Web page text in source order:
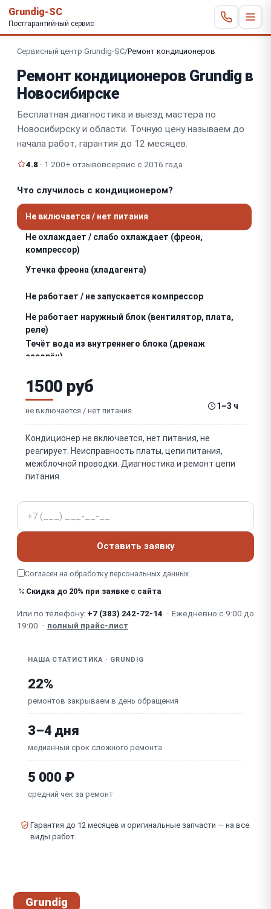
Grundig-SC
Постгарантийный сервис
Сервисный центр Grundig-SC/Ремонт кондиционеров
Ремонт кондиционеров Grundig в
Новосибирске
Бесплатная диагностика и выезд мастера по
Новосибирску и области. Точную цену называем до
начала работ, гарантия до 12 месяцев.
4.8 · 1 200+ отзывовсервис с 2016 года
Что случилось с кондиционером?
Не включается / нет питания
Не охлаждает / слабо охлаждает (фреон,
компрессор)
Утечка фреона (хладагента)
Не работает / не запускается компрессор
Не работает наружный блок (вентилятор, плата,
реле)
Течёт вода из внутреннего блока (дренаж
засорён)
или наружный)
Не греет (режим обогрева) (четырёхходовой
клапан)
Обмерзает / лёд на трубках наружного/
внутреннего блока
Ошибка на дисплее / мигает индикатор (коды
ошибок)
Неисправна плата управления (внутренняя или
инверторная)
грязь)
подшипники)
Засорены / загрязнены фильтры (слабый поток)
Неисправен пускозащитный конденсатор (реле)
1500 руб
не включается / нет питания 1–3 ч
Кондиционер не включается, нет питания, не
реагирует. Неисправность платы, цепи питания,
межблочной проводки. Диагностика и ремонт цепи
питания.
Телефон
Оставить заявку
Согласен на обработку персональных данных
Скидка до 20% при заявке с сайта
Или по телефону: +7 (383) 242-72-14 · Ежедневно с 9:00 до
19:00 · полный прайс-лист
НАША СТАТИСТИКА · GRUNDIG
22%
ремонтов закрываем в день обращения
3–4 дня
медианный срок сложного ремонта
5 000 ₽
средний чек за ремонт
Гарантия до 12 месяцев и оригинальные запчасти — на все
виды работ.
Grundig